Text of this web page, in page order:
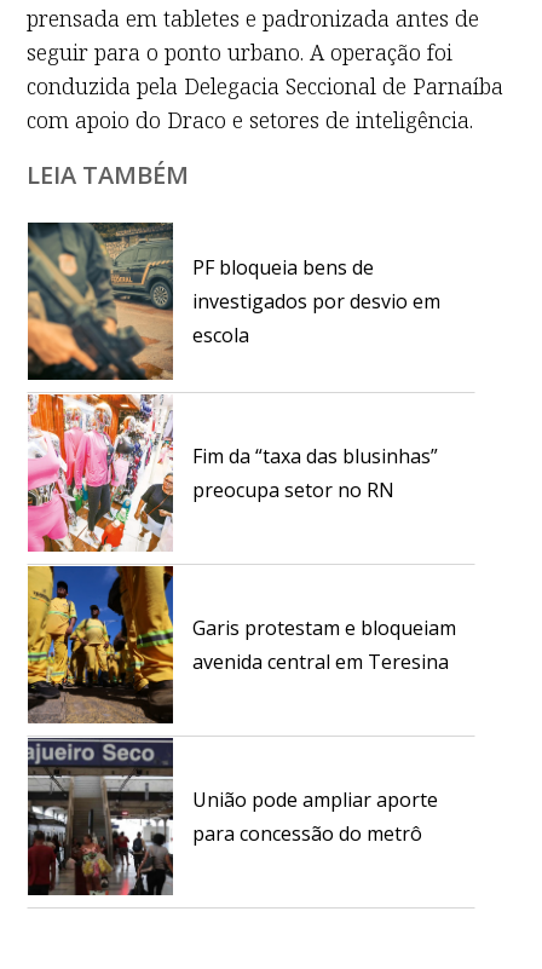
prensada em tabletes e padronizada antes de
seguir para o ponto urbano. A operação foi
conduzida pela Delegacia Seccional de Parnaíba
com apoio do Draco e setores de inteligência.
LEIA TAMBÉM
PF bloqueia bens de
investigados por desvio em
escola
Fim da “taxa das blusinhas”
preocupa setor no RN
Garis protestam e bloqueiam
avenida central em Teresina
União pode ampliar aporte
para concessão do metrô